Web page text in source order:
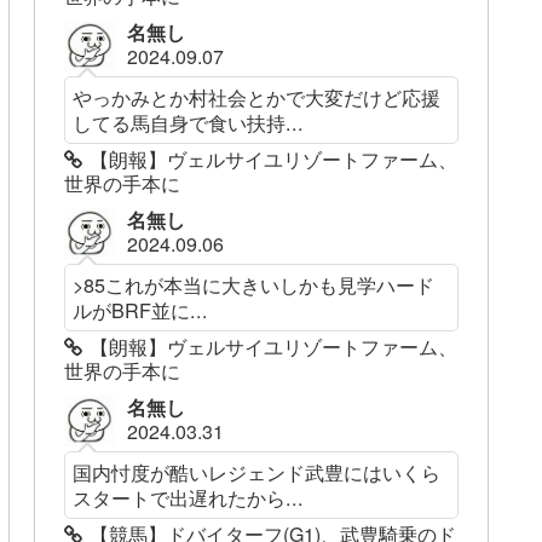
名無し
2024.09.07
やっかみとか村社会とかで大変だけど応援
してる馬自身で食い扶持...
【朗報】ヴェルサイユリゾートファーム、
世界の手本に
名無し
2024.09.06
>85これが本当に大きいしかも見学ハード
ルがBRF並に...
【朗報】ヴェルサイユリゾートファーム、
世界の手本に
名無し
2024.03.31
国内忖度が酷いレジェンド武豊にはいくら
スタートで出遅れたから...
【競馬】ドバイターフ(G1)、武豊騎乗のド